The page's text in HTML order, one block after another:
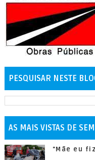
PESQUISAR NESTE
AS MAIS VISTAS DE
"Mãe eu